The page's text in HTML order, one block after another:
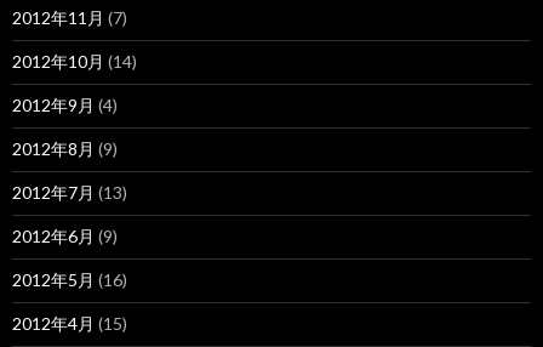
2012年11月 (7)
2012年10月 (14)
2012年9月 (4)
2012年8月 (9)
2012年7月 (13)
2012年6月 (9)
2012年5月 (16)
2012年4月 (15)